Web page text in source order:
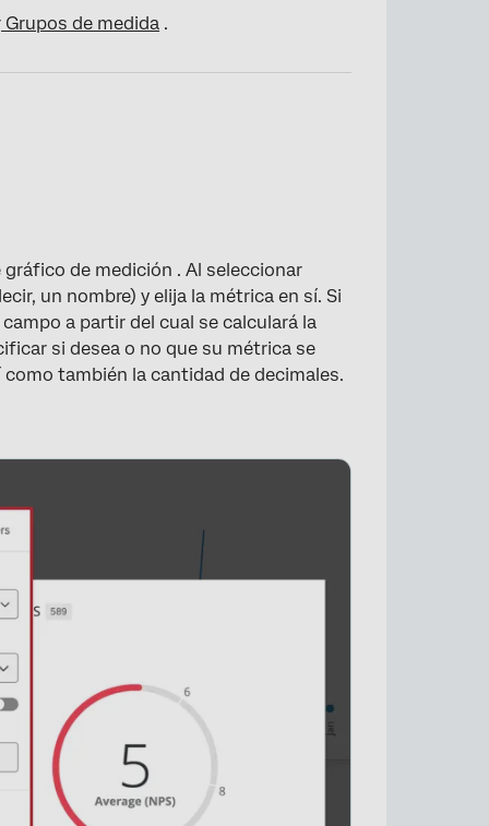
Grupos de medida .
de medición . Al seleccionar
un nombre) y elija la métrica en sí. Si
a partir del cual se calculará la
si desea o no que su métrica se
también la cantidad de decimales.